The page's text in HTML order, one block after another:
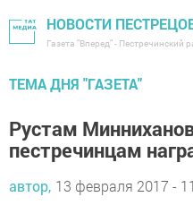
НОВОСТИ
Газета "Вперед" - Пестречинский
ТЕМА ДНЯ "ГАЗЕТА"
Рустам
пестречинцам
автор, 13 февраля 2017 -